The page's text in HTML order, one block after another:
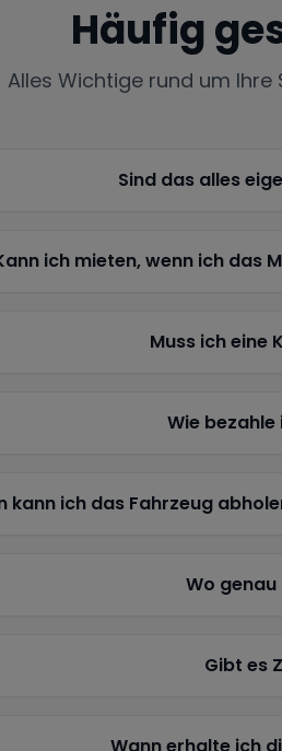
Häufig
Alles Wichtige rund um
Sind das alles
ich mieten, wenn ich das
Muss ich eine
Wie
kann ich das Fahrzeug
Wo
Gibt es
Wann erhalte ich